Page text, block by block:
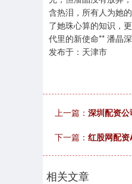
含热泪，所有人为她
了她珠心算的知识，
代里的新使命** 潘晶
发布于：天津市
上一篇： 深圳配资
下一篇： 红股网配
相关文章